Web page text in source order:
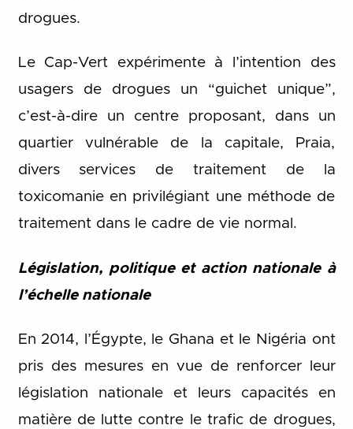
drogues.
Le Cap-Vert expérimente à l’intention des
usagers de drogues un “guichet unique”,
c’est-à-dire un centre proposant, dans un
quartier vulnérable de la capitale, Praia,
divers services de traitement de la
toxicomanie en privilégiant une méthode de
traitement dans le cadre de vie normal.
Législation, politique et action nationale à
l’échelle nationale
En 2014, l’Égypte, le Ghana et le Nigéria ont
pris des mesures en vue de renforcer leur
législation nationale et leurs capacités en
matière de lutte contre le trafic de drogues,